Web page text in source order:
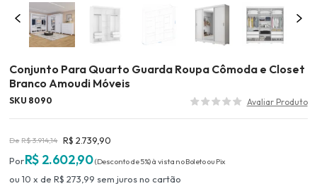
Conjunto Para Quarto Guarda Roupa Cômoda e Closet
Branco Amoudi Móveis
SKU 8090
R$ 3.914,14 R$ 2.739,90
R$ 2.602,90(Descontode5%)
10 x de R$ 273,99 sem juros no